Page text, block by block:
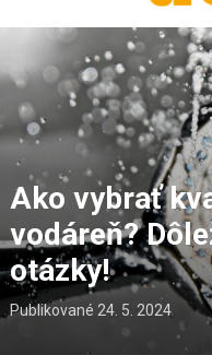
Ako vybrať
vodáreň?
otázky!
Publikované 24. 5. 2024